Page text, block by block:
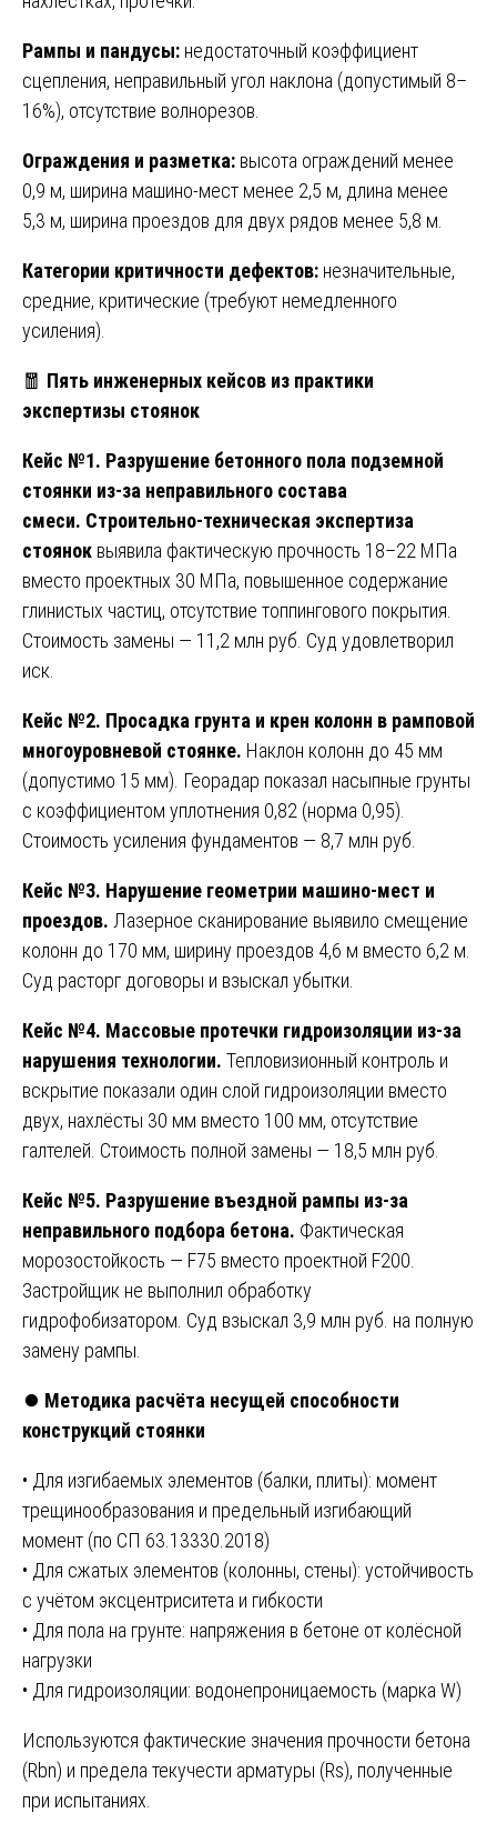
Рампы и пандусы: недостаточный коэффициент
сцепления, неправильный угол наклона (допустимый 8–
16%), отсутствие волнорезов.
Ограждения и разметка: высота ограждений менее
0,9 м, ширина машино-мест менее 2,5 м, длина менее
5,3 м, ширина проездов для двух рядов менее 5,8 м.
Категории критичности дефектов: незначительные,
средние, критические (требуют немедленного
усиления).
🧧 Пять инженерных кейсов из практики
экспертизы стоянок
Кейс №1. Разрушение бетонного пола подземной
стоянки из-за неправильного состава
смеси. Строительно-техническая экспертиза
стоянок выявила фактическую прочность 18–22 МПа
вместо проектных 30 МПа, повышенное содержание
глинистых частиц, отсутствие топпингового покрытия.
Стоимость замены — 11,2 млн руб. Суд удовлетворил
иск.
Кейс №2. Просадка грунта и крен колонн в рамповой
многоуровневой стоянке. Наклон колонн до 45 мм
(допустимо 15 мм). Георадар показал насыпные грунты
с коэффициентом уплотнения 0,82 (норма 0,95).
Стоимость усиления фундаментов — 8,7 млн руб.
Кейс №3. Нарушение геометрии машино-мест и
проездов. Лазерное сканирование выявило смещение
колонн до 170 мм, ширину проездов 4,6 м вместо 6,2 м.
Суд расторг договоры и взыскал убытки.
Кейс №4. Массовые протечки гидроизоляции из-за
нарушения технологии. Тепловизионный контроль и
вскрытие показали один слой гидроизоляции вместо
двух, нахлёсты 30 мм вместо 100 мм, отсутствие
галтелей. Стоимость полной замены — 18,5 млн руб.
Кейс №5. Разрушение въездной рампы из-за
неправильного подбора бетона. Фактическая
морозостойкость — F75 вместо проектной F200.
Застройщик не выполнил обработку
гидрофобизатором. Суд взыскал 3,9 млн руб. на полную
замену рампы.
⏺️ Методика расчёта несущей способности
конструкций стоянки
• Для изгибаемых элементов (балки, плиты): момент
трещинообразования и предельный изгибающий
момент (по СП 63.13330.2018)
• Для сжатых элементов (колонны, стены): устойчивость
с учётом эксцентриситета и гибкости
• Для пола на грунте: напряжения в бетоне от колёсной
нагрузки
• Для гидроизоляции: водонепроницаемость (марка W)
Используются фактические значения прочности бетона
(Rbn) и предела текучести арматуры (Rs), полученные
при испытаниях.